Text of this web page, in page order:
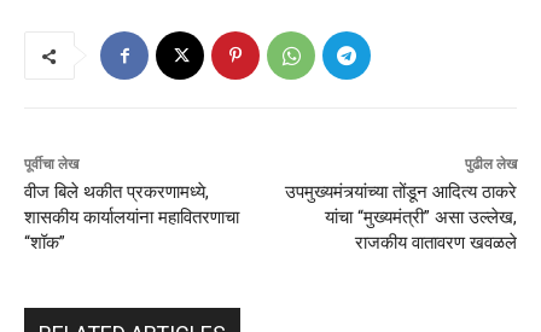
पूर्वीचा लेख
वीज बिले थकीत प्रकरणामध्ये,
शासकीय कार्यालयांना महावितरणाचा
“शॉक”
पुढील लेख
उपमुख्यमंत्र्यांच्या तोंडून आदित्य ठाकरे
यांचा “मुख्यमंत्री” असा उल्लेख,
राजकीय वातावरण खवळले